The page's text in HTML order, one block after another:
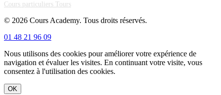
Cours particuliers Tours
© 2026 Cours Academy. Tous droits réservés.
01 48 21 96 09
Nous utilisons des cookies pour améliorer votre expérience de
navigation et évaluer les visites. En continuant votre visite, vous
consentez à l'utilisation des cookies.
OK